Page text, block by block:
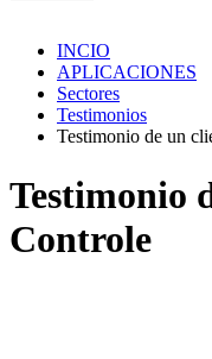
INCIO
APLICACIONES
Sectores
Testimonios
Testimonio de un
Testimonio
Controle